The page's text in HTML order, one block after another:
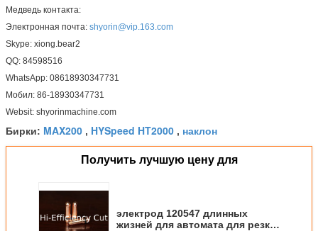
Медведь контакта:
Электронная почта: shyorin@vip.163.com
Skype: xiong.bear2
QQ: 84598516
WhatsApp: 08618930347731
Мобил: 86-18930347731
Websit: shyorinmachine.com
Бирки: MAX200 , HYSpeed HT2000 , наклон
Получить лучшую цену для
электрод 120547 длинных
жизней для автомата для резки